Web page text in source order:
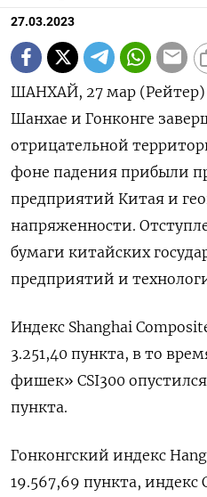
27.03.2023
ШАНХАЙ, 27 мар
Шанхае и Гонконге
отрицательной
фоне падения прибыли
предприятий Китая и
напряженности.
бумаги китайских
предприятий и
Индекс Shanghai
3.251,40 пункта, в то
фишек» CSI300
пункта.
Гонконгский индекс
19.567,69​ пункта, индекс